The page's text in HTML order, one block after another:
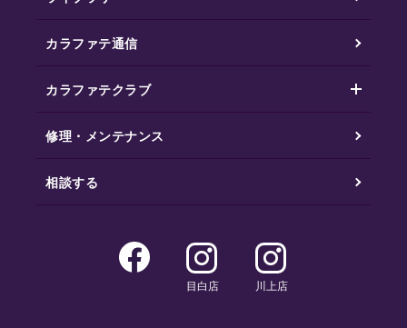
カラファテ通信
カラファテクラブ
修理・メンテナンス
相談する
目白店 川上店